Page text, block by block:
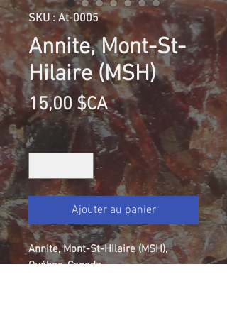
SKU : At-0005
Annite, Mont-St-
Hilaire (MSH)
15,00 $CAPrix
Quantité
Ajouter au panier
Annite, Mont-St-Hilaire (MSH),
Québec, Canada